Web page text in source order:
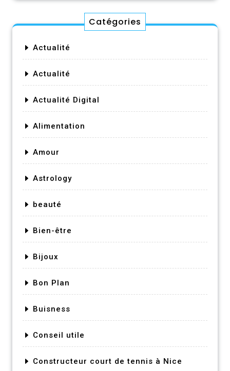
Catégories
Actualité
Actualité
Actualité Digital
Alimentation
Amour
Astrology
beauté
Bien-être
Bijoux
Bon Plan
Buisness
Conseil utile
Constructeur court de tennis à Nice